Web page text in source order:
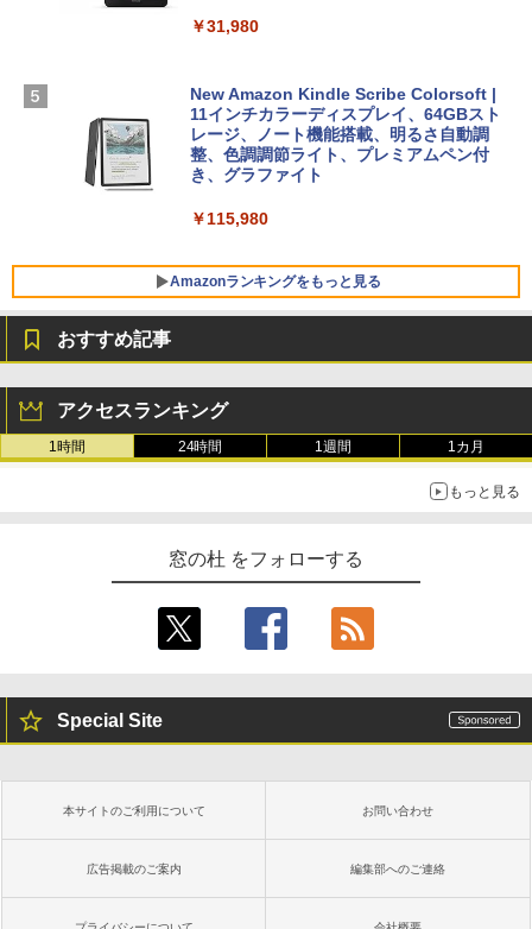
￥129,800
FMV ノートパソコン WE1-K3 (MS 365 P
ersonal/Copilotキー搭載/Win 11/15.6型/
Core i5/16GB/SSD 512GB/ホワイト) FM
VWK3E15W_AZ
ト): Java & Bedrock Edition | オンライ
￥3,600
ェクトリストと最新エミュレータ紹介
￥31,980
New Amazon Kindle Scribe Colorsoft |
11インチカラーディスプレイ、64GBスト
レージ、ノート機能搭載、明るさ自動調
整、色調調節ライト、プレミアムペン付
き、グラファイト
￥115,980
Amazonランキングをもっと見る
おすすめ記事
アクセスランキング
1時間 24時間 1週間 1カ月
もっと見る
窓の杜 をフォローする
Special Site
本サイトのご利用について お問い合わせ
広告掲載のご案内 編集部へのご連絡